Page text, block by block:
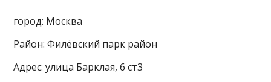
город: Москва
Район: Филёвский парк район
Адрес: улица Барклая, 6 ст3